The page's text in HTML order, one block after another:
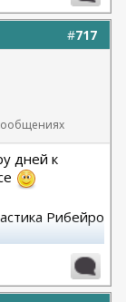
#717
дней к
Рибейро
диастаза .